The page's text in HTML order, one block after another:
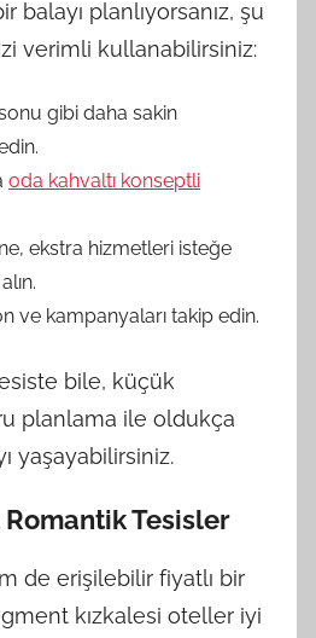
balayı planlıyorsanız, şu
verimli kullanabilirsiniz:
gibi daha sakin
oda kahvaltı konseptli
ekstra hizmetleri isteğe
ve kampanyaları takip edin.
bile, küçük
planlama ile oldukça
yaşayabilirsiniz.
Tesisler
de erişilebilir fiyatlı bir
kızkalesi oteller iyi